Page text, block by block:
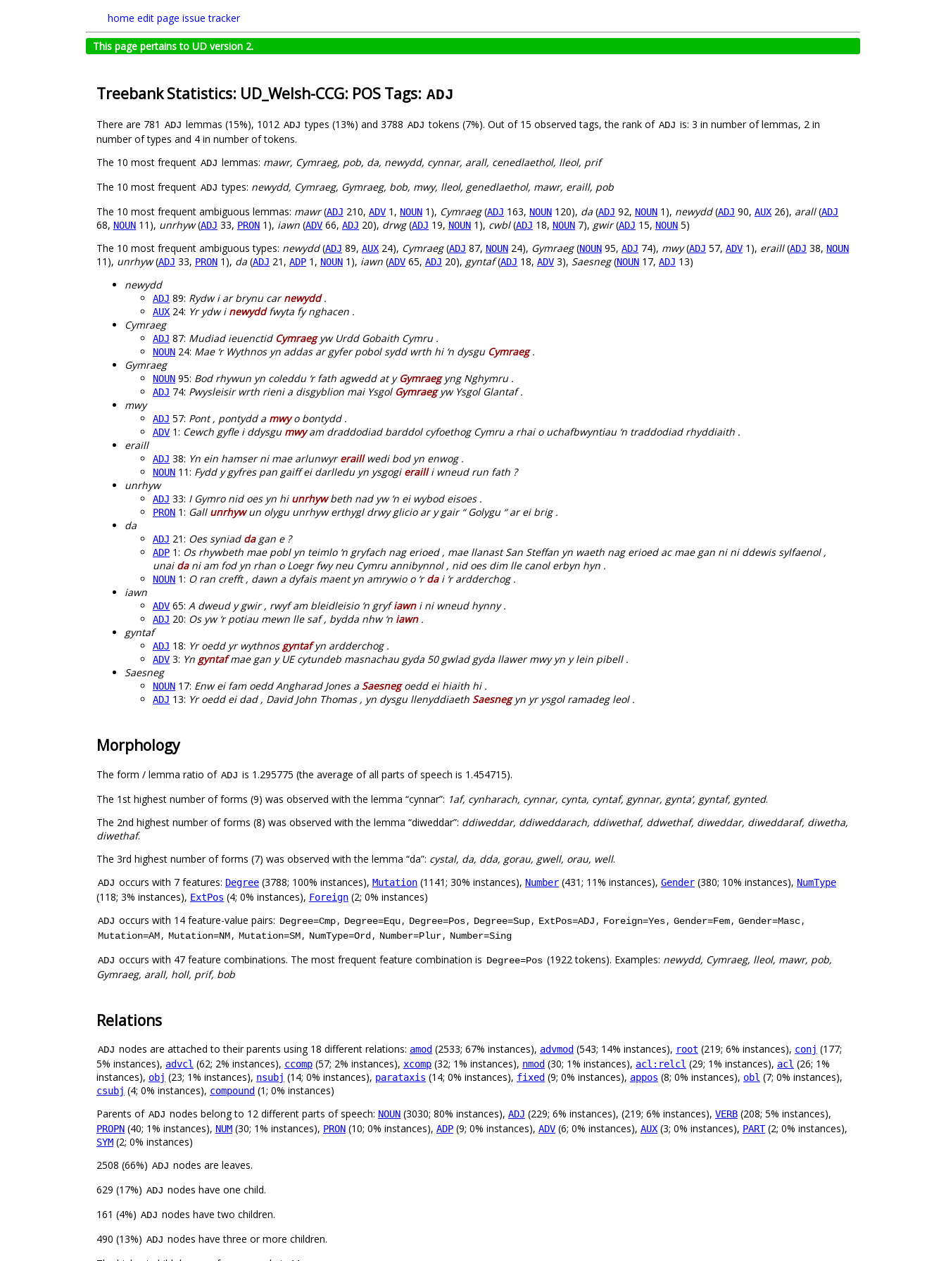
home edit page issue tracker
This page pertains to UD version 2.
Treebank Statistics: UD_Welsh-CCG: POS Tags: ADJ
There are 781 ADJ lemmas (15%), 1012 ADJ types (13%) and 3788 ADJ tokens (7%). Out of 15 observed tags, the rank of ADJ is: 3 in number of lemmas, 2 in
number of types and 4 in number of tokens.
The 10 most frequent ADJ lemmas: mawr, Cymraeg, pob, da, newydd, cynnar, arall, cenedlaethol, lleol, prif
The 10 most frequent ADJ types: newydd, Cymraeg, Gymraeg, bob, mwy, lleol, genedlaethol, mawr, eraill, pob
The 10 most frequent ambiguous lemmas: mawr(ADJ 210, ADV 1, NOUN 1), Cymraeg(ADJ 163, NOUN 120), da (ADJ 92, NOUN 1), newydd(ADJ 90, AUX 26), arall(ADJ
68, NOUN 11), unrhyw(ADJ 33, PRON 1), iawn (ADV 66, ADJ 20), drwg(ADJ 19, NOUN 1), cwbl(ADJ 18, NOUN 7), gwir(ADJ 15, NOUN 5)
The 10 most frequent ambiguous types: newydd(ADJ 89, AUX 24), Cymraeg(ADJ 87, NOUN 24), Gymraeg(NOUN 95, ADJ 74), mwy(ADJ 57, ADV 1), eraill(ADJ 38, NOUN
11), unrhyw(ADJ 33, PRON 1), da (ADJ 21, ADP 1, NOUN 1), iawn (ADV 65, ADJ 20), gyntaf(ADJ 18, ADV 3), Saesneg(NOUN 17, ADJ 13)
newydd
ADJ 89: Rydw i ar brynu carnewydd.
AUX 24: Yr ydw i newyddfwyta fy nghacen .
Cymraeg
ADJ 87: Mudiad ieuenctid Cymraegyw Urdd Gobaith Cymru .
NOUN 24: Mae ‘r Wythnos yn addas ar gyfer pobol sydd wrth hi ‘n dysgu Cymraeg.
Gymraeg
NOUN 95: Bod rhywun yn coleddu ‘r fath agwedd at yGymraegyng Nghymru .
ADJ 74: Pwysleisir wrth rieni a disgyblion mai Ysgol Gymraegyw Ysgol Glantaf .
mwy
ADJ 57: Pont , pontydd a mwyo bontydd .
ADV 1: Cewch gyfle i ddysgu mwyam draddodiad barddol cyfoethog Cymru a rhai o uchafbwyntiau ‘n traddodiad rhyddiaith .
eraill
ADJ 38: Yn ein hamser ni mae arlunwyreraillwedi bod yn enwog .
NOUN 11: Fydd y gyfres pan gaiff ei darlledu yn ysgogi erailli wneud run fath ?
unrhyw
ADJ 33: I Gymro nid oes yn hi unrhywbeth nad yw ‘n ei wybod eisoes .
PRON 1: Gall unrhywun olygu unrhyw erthygl drwy glicio ar y gair “ Golygu “ ar ei brig .
da
ADJ 21: Oes syniad dagan e ?
ADP 1: Os rhywbeth mae pobl yn teimlo ‘n gryfach nag erioed , mae llanast San Steffan yn waeth nag erioed ac mae gan ni ni ddewis sylfaenol ,
unai dani am fod yn rhan o Loegr fwy neu Cymru annibynnol , nid oes dim lle canol erbyn hyn .
NOUN 1: O ran crefft , dawn a dyfais maent yn amrywio o ‘rdai ‘r ardderchog .
iawn
ADV 65: A dweud y gwir , rwyf am bleidleisio ‘n gryfiawni ni wneud hynny .
ADJ 20: Os yw ‘r potiau mewn lle saf , bydda nhw ‘n iawn.
gyntaf
ADJ 18: Yr oedd yr wythnosgyntafyn ardderchog .
ADV 3: Yn gyntafmae gan y UE cytundeb masnachau gyda 50 gwlad gyda llawer mwy yn y lein pibell .
Saesneg
NOUN 17: Enw ei fam oedd Angharad Jones a Saesnegoedd ei hiaith hi .
ADJ 13: Yr oedd ei dad , David John Thomas , yn dysgu llenyddiaeth Saesnegyn yr ysgol ramadeg leol .
Morphology
The form / lemma ratio of ADJ is 1.295775 (the average of all parts of speech is 1.454715).
The 1st highest number of forms (9) was observed with the lemma “cynnar”: 1af, cynharach, cynnar, cynta, cyntaf, gynnar, gynta’, gyntaf, gynted.
The 2nd highest number of forms (8) was observed with the lemma “diweddar”: ddiweddar, ddiweddarach, ddiwethaf, ddwethaf, diweddar, diweddaraf, diwetha,
diwethaf.
The 3rd highest number of forms (7) was observed with the lemma “da”: cystal, da, dda, gorau, gwell, orau, well.
ADJ occurs with 7 features: Degree (3788; 100% instances), Mutation (1141; 30% instances), Number (431; 11% instances), Gender (380; 10% instances), NumType
(118; 3% instances), ExtPos (4; 0% instances), Foreign (2; 0% instances)
ADJ occurs with 14 feature-value pairs: Degree=Cmp, Degree=Equ, Degree=Pos, Degree=Sup, ExtPos=ADJ , Foreign=Yes, Gender=Fem, Gender=Masc,
Mutation=AM, Mutation=NM, Mutation=SM, NumType=Ord , Number=Plur, Number=Sing
ADJ occurs with 47 feature combinations. The most frequent feature combination is Degree=Pos (1922 tokens). Examples: newydd, Cymraeg, lleol, mawr, pob,
Gymraeg, arall, holl, prif, bob
Relations
ADJ nodes are attached to their parents using 18 different relations: amod (2533; 67% instances), advmod (543; 14% instances), root (219; 6% instances), conj (177;
5% instances), advcl (62; 2% instances), ccomp (57; 2% instances), xcomp (32; 1% instances), nmod (30; 1% instances), acl:relcl (29; 1% instances), acl (26; 1%
instances), obj (23; 1% instances), nsubj (14; 0% instances), parataxis (14; 0% instances), fixed (9; 0% instances), appos (8; 0% instances), obl (7; 0% instances),
csubj (4; 0% instances), compound (1; 0% instances)
Parents of ADJ nodes belong to 12 different parts of speech: NOUN (3030; 80% instances), ADJ (229; 6% instances), (219; 6% instances), VERB (208; 5% instances),
PROPN (40; 1% instances), NUM (30; 1% instances), PRON (10; 0% instances), ADP (9; 0% instances), ADV (6; 0% instances), AUX (3; 0% instances), PART(2; 0% instances),
SYM (2; 0% instances)
2508 (66%) ADJ nodes are leaves.
629 (17%) ADJ nodes have one child.
161 (4%) ADJ nodes have two children.
490 (13%) ADJ nodes have three or more children.